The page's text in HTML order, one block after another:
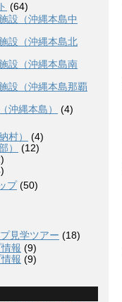
(64)
設（沖縄本島中
設（沖縄本島北
設（沖縄本島南
設（沖縄本島那覇
沖縄本島）
(4)
村）
(4)
）
(12)
プ(50)
見学ツアー (18)
報 (9)
報 (9)